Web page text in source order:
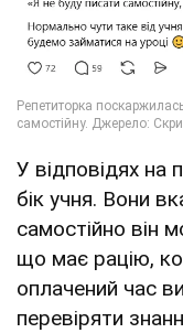
У відповідях на
бік учня. Вони
самостійно він
що має рацію,
оплачений час
перевіряти